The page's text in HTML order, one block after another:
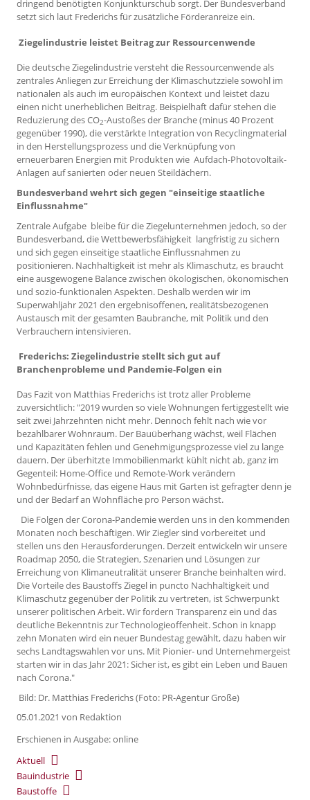
dringend benötigten Konjunkturschub sorgt. Der Bundesverband
setzt sich laut Frederichs für zusätzliche Förderanreize ein.
Ziegelindustrie leistet Beitrag zur Ressourcenwende
Die deutsche Ziegelindustrie versteht die Ressourcenwende als
zentrales Anliegen zur Erreichung der Klimaschutzziele sowohl im
nationalen als auch im europäischen Kontext und leistet dazu
einen nicht unerheblichen Beitrag. Beispielhaft dafür stehen die
Reduzierung des CO2-Austoßes der Branche (minus 40 Prozent
gegenüber 1990), die verstärkte Integration von Recyclingmaterial
in den Herstellungsprozess und die Verknüpfung von
erneuerbaren Energien mit Produkten wie Aufdach-Photovoltaik-
Anlagen auf sanierten oder neuen Steildächern.
Bundesverband wehrt sich gegen "einseitige staatliche
Einflussnahme"
Zentrale Aufgabe bleibe für die Ziegelunternehmen jedoch, so der
Bundesverband, die Wettbewerbsfähigkeit langfristig zu sichern
und sich gegen einseitige staatliche Einflussnahmen zu
positionieren. Nachhaltigkeit ist mehr als Klimaschutz, es braucht
eine ausgewogene Balance zwischen ökologischen, ökonomischen
und sozio-funktionalen Aspekten. Deshalb werden wir im
Superwahljahr 2021 den ergebnisoffenen, realitätsbezogenen
Austausch mit der gesamten Baubranche, mit Politik und den
Verbrauchern intensivieren.
Frederichs: Ziegelindustrie stellt sich gut auf
Branchenprobleme und Pandemie-Folgen ein
Das Fazit von Matthias Frederichs ist trotz aller Probleme
zuversichtlich: "2019 wurden so viele Wohnungen fertiggestellt wie
seit zwei Jahrzehnten nicht mehr. Dennoch fehlt nach wie vor
bezahlbarer Wohnraum. Der Bauüberhang wächst, weil Flächen
und Kapazitäten fehlen und Genehmigungsprozesse viel zu lange
dauern. Der überhitzte Immobilienmarkt kühlt nicht ab, ganz im
Gegenteil: Home-Office und Remote-Work verändern
Wohnbedürfnisse, das eigene Haus mit Garten ist gefragter denn je
und der Bedarf an Wohnfläche pro Person wächst.
Die Folgen der Corona-Pandemie werden uns in den kommenden
Monaten noch beschäftigen. Wir Ziegler sind vorbereitet und
stellen uns den Herausforderungen. Derzeit entwickeln wir unsere
Roadmap 2050, die Strategien, Szenarien und Lösungen zur
Erreichung von Klimaneutralität unserer Branche beinhalten wird.
Die Vorteile des Baustoffs Ziegel in puncto Nachhaltigkeit und
Klimaschutz gegenüber der Politik zu vertreten, ist Schwerpunkt
unserer politischen Arbeit. Wir fordern Transparenz ein und das
deutliche Bekenntnis zur Technologieoffenheit. Schon in knapp
zehn Monaten wird ein neuer Bundestag gewählt, dazu haben wir
sechs Landtagswahlen vor uns. Mit Pionier- und Unternehmergeist
starten wir in das Jahr 2021: Sicher ist, es gibt ein Leben und Bauen
nach Corona."
Bild: Dr. Matthias Frederichs (Foto: PR-Agentur Große)
05.01.2021 von Redaktion
Erschienen in Ausgabe: online
Aktuell
Bauindustrie
Baustoffe